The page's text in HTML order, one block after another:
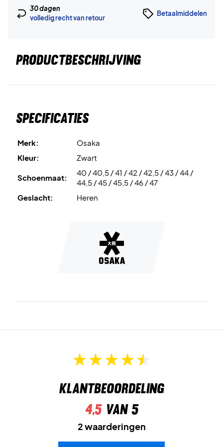
30 dagen
volledig recht van retour
Betaalmiddelen
PRODUCTBESCHRIJVING
Specificaties
Merk:
Osaka
Kleur:
Zwart
Schoenmaat:
40 / 40,5 / 41 / 42 / 42,5 / 43 / 44 /
44,5 / 45 / 45,5 / 46 / 47
Geslacht:
Heren
Klantbeoordeling
4,5van 5
2 waarderingen